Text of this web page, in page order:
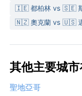
🇮🇪 都柏林 vs 🇸🇪
🇳🇿 奧克蘭 vs 🇺🇸
其他主要城
聖地亞哥